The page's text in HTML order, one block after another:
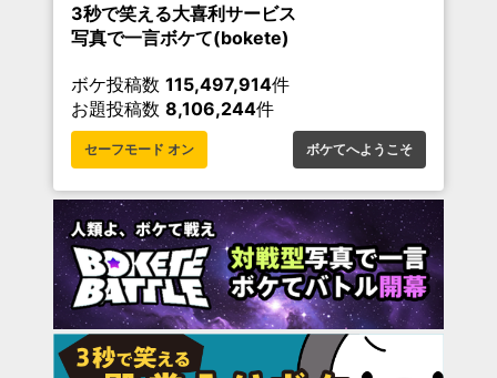
3秒で笑える大喜利サービス
写真で一言ボケて(bokete)
ボケ投稿数 115,497,914件
お題投稿数 8,106,244件
セーフモード オン ボケてへようこそ